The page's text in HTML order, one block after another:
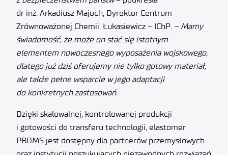
dr inż. Arkadiusz Majoch, Dyrektor Centrum
Zrównoważonej Chemii, Łukasiewicz – IChP. – Mamy
świadomość, że może on stać się istotnym
elementem nowoczesnego wyposażenia wojskowego,
dlatego już dziś oferujemy nie tylko gotowy materiał,
ale także pełne wsparcie w jego adaptacji
do konkretnych zastosowań.
Dzięki skalowalnej, kontrolowanej produkcji
i gotowości do transferu technologii, elastomer
PBDMS jest dostępny dla partnerów przemysłowych